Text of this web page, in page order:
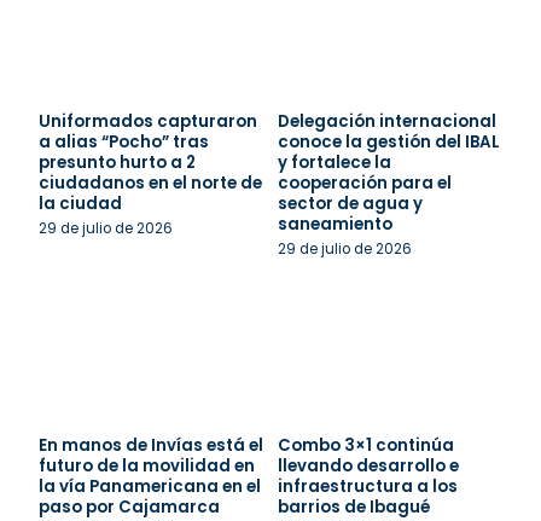
Uniformados capturaron
a alias “Pocho” tras
presunto hurto a 2
ciudadanos en el norte de
la ciudad
29 de julio de 2026
Delegación internacional
conoce la gestión del IBAL
y fortalece la
cooperación para el
sector de agua y
saneamiento
29 de julio de 2026
En manos de Invías está el
futuro de la movilidad en
la vía Panamericana en el
paso por Cajamarca
Combo 3×1 continúa
llevando desarrollo e
infraestructura a los
barrios de Ibagué